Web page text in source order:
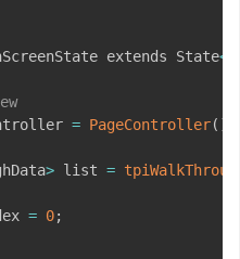
extends State<
= PageController( )
> list =
= 0;